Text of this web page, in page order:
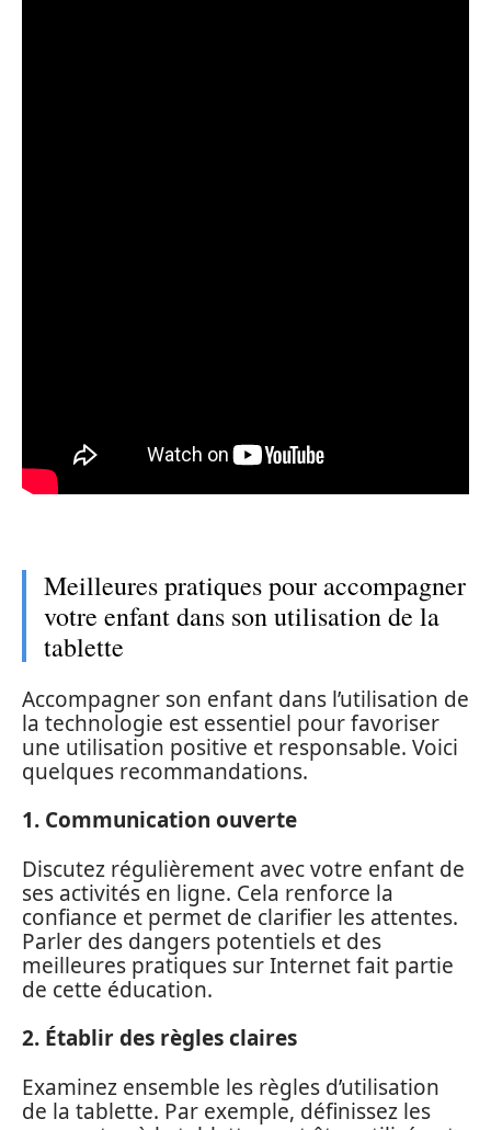
Meilleures pratiques pour accompagner
votre enfant dans son utilisation de la
tablette
Accompagner son enfant dans l’utilisation de
la technologie est essentiel pour favoriser
une utilisation positive et responsable. Voici
quelques recommandations.
1. Communication ouverte
Discutez régulièrement avec votre enfant de
ses activités en ligne. Cela renforce la
confiance et permet de clarifier les attentes.
Parler des dangers potentiels et des
meilleures pratiques sur Internet fait partie
de cette éducation.
2. Établir des règles claires
Examinez ensemble les règles d’utilisation
de la tablette. Par exemple, définissez les